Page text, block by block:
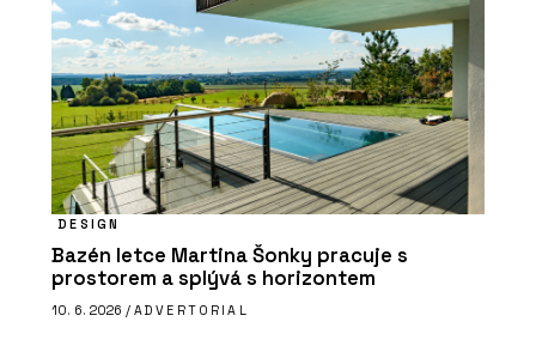
DESIGN
Bazén letce Martina Šonky pracuje s
prostorem a splývá s horizontem
10. 6. 2026 / ADVERTORIAL